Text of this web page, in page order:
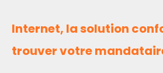
Internet, la solution
trouver votre